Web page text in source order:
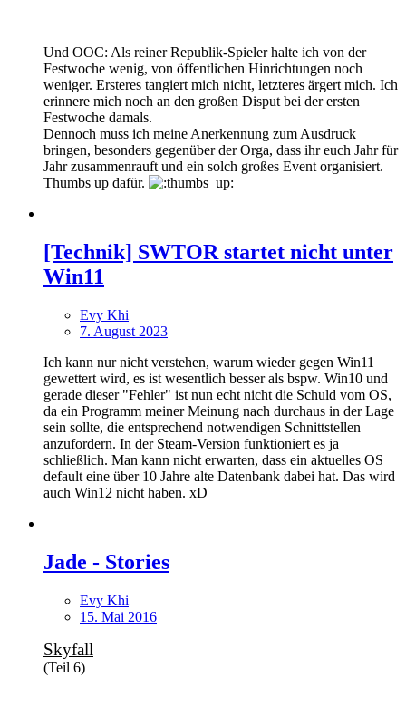
Und OOC: Als reiner Republik-Spieler halte ich von der
Festwoche wenig, von öffentlichen Hinrichtungen noch
weniger. Ersteres tangiert mich nicht, letzteres ärgert mich. Ich
erinnere mich noch an den großen Disput bei der ersten
Festwoche damals.
Dennoch muss ich meine Anerkennung zum Ausdruck
bringen, besonders gegenüber der Orga, dass ihr euch Jahr für
Jahr zusammenrauft und ein solch großes Event organisiert.
Thumbs up dafür.
[Technik] SWTOR startet nicht unter
Win11
Evy Khi
7. August 2023
Ich kann nur nicht verstehen, warum wieder gegen Win11
gewettert wird, es ist wesentlich besser als bspw. Win10 und
gerade dieser "Fehler" ist nun echt nicht die Schuld vom OS,
da ein Programm meiner Meinung nach durchaus in der Lage
sein sollte, die entsprechend notwendigen Schnittstellen
anzufordern. In der Steam-Version funktioniert es ja
schließlich. Man kann nicht erwarten, dass ein aktuelles OS
default eine über 10 Jahre alte Datenbank dabei hat. Das wird
auch Win12 nicht haben. xD
Jade - Stories
Evy Khi
15. Mai 2016
Skyfall
(Teil 6)